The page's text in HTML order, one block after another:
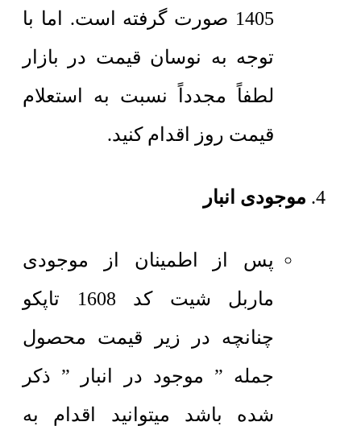
1405 صورت گرفته است. اما با
توجه به نوسان قیمت در بازار
لطفاً مجدداً نسبت به استعلام
قیمت روز اقدام کنید.
موجودی انبار
پس از اطمینان از موجودی
ماربل شیت کد 1608 تاپکو
چنانچه در زیر قیمت محصول
جمله ” موجود در انبار ” ذکر
شده باشد میتوانید اقدام به